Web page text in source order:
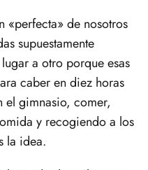
«perfecta» de nosotros
supuestamente
a otro porque esas
caber en diez horas
gimnasio, comer,
y recogiendo a los
la idea.